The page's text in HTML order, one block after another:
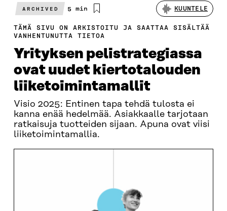
ARCHIVED
Arvioitu
5 min KUUNTELE
TÄMÄ SIVU ON ARKISTOITU JA SAATTAA SISÄLTÄÄ
VANHENTUNUTTA TIETOA
Yrityksen pelistrategiassa
ovat uudet kiertotalouden
liiketoimintamallit
Visio 2025: Entinen tapa tehdä tulosta ei
kanna enää hedelmää. Asiakkaalle tarjotaan
ratkaisuja tuotteiden sijaan. Apuna ovat viisi
liiketoimintamallia.